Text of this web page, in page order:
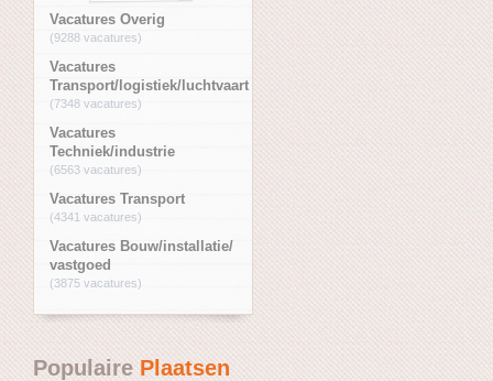
Vacatures Overig
(9288 vacatures)
Vacatures
Transport/logistiek/luchtvaart
(7348 vacatures)
Vacatures
Techniek/industrie
(6563 vacatures)
Vacatures Transport
(4341 vacatures)
Vacatures Bouw/installatie/
vastgoed
(3875 vacatures)
PopulairePlaatsen